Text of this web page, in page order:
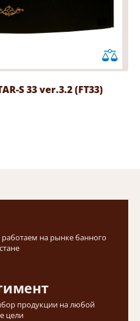
S 33 ver.3.2 (FT33)
работаем на рынке банного
продукции на любой
цели